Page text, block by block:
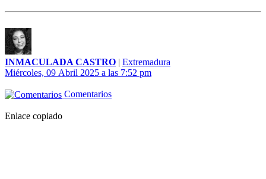
INMACULADA CASTRO | Extremadura
Miércoles, 09 Abril 2025 a las 7:52 pm
Comentarios
Enlace copiado